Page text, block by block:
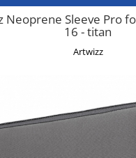
Laptop
accesorii
Neoprene Sleeve Pro
16 - titan
Artwizz